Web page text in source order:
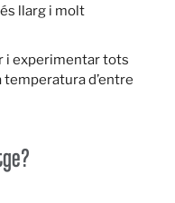
llarg i molt
i experimentar tots
d’entre